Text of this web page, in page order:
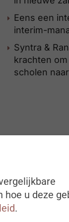
Eens een
interim-
Syntra &
krachten
scholen
u deze
.